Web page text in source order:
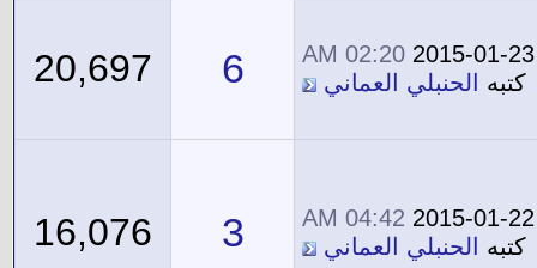
2015-01-23
02:20 AM
كتبه
الحنبلي العماني 6
20,697
2015-01-22
04:42 AM
كتبه
الحنبلي العماني 3
16,076